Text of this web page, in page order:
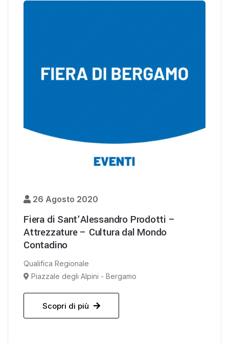
26 Agosto 2020
Fiera di Sant’Alessandro Prodotti –
Attrezzature – Cultura dal Mondo
Contadino
Qualifica Regionale
Piazzale degli Alpini - Bergamo
Scopri di più